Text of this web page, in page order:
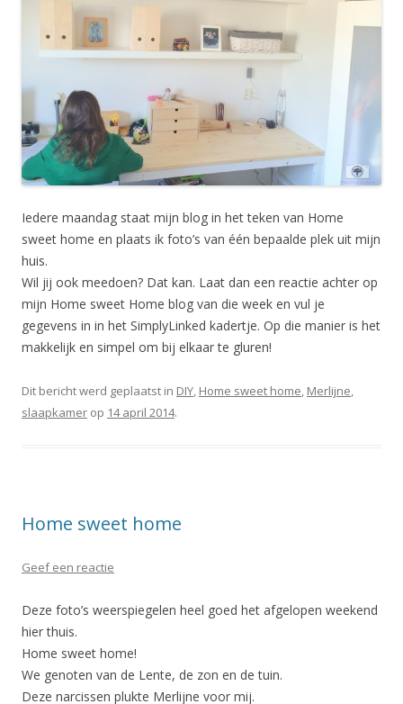
Iedere maandag staat mijn blog in het teken van Home
sweet home en plaats ik foto’s van één bepaalde plek uit mijn
huis.
Wil jij ook meedoen? Dat kan. Laat dan een reactie achter op
mijn Home sweet Home blog van die week en vul je
gegevens in in het SimplyLinked kadertje. Op die manier is het
makkelijk en simpel om bij elkaar te gluren!
Dit bericht werd geplaatst in DIY, Home sweet home, Merlijne,
slaapkamer op 14 april 2014.
Home sweet home
Geef een reactie
Deze foto’s weerspiegelen heel goed het afgelopen weekend
hier thuis.
Home sweet home!
We genoten van de Lente, de zon en de tuin.
Deze narcissen plukte Merlijne voor mij.